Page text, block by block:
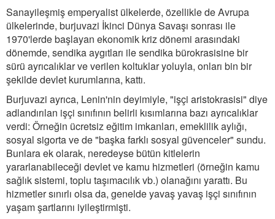
Sanayileşmiş emperyalist ülkelerde, özellikle de Avrupa
ülkelerinde, burjuvazi İkinci Dünya Savaşı sonrası ile
1970'lerde başlayan ekonomik kriz dönemi arasındaki
dönemde, sendika aygıtları ile sendika bürokrasisine bir
sürü ayrıcalıklar ve verilen koltuklar yoluyla, onları bin bir
şekilde devlet kurumlarına, kattı.
Burjuvazi ayrıca, Lenin'nin deyimiyle, "işçi aristokrasisi" diye
adlandırılan işçi sınıfının belirli kısımlarına bazı ayrıcalıklar
verdi: Örneğin ücretsiz eğitim imkanları, emeklilik aylığı,
sosyal sigorta ve de "başka farklı sosyal güvenceler" sundu.
Bunlara ek olarak, neredeyse bütün kitlelerin
yararlanabileceği devlet ve kamu hizmetleri (örneğin kamu
sağlık sistemi, toplu taşımacılık vb.) olanağını yarattı. Bu
hizmetler sınırlı olsa da, genelde yavaş yavaş işçi sınıfının
yaşam şartlarını iyileştirmişti.